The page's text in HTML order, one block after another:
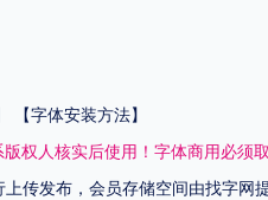
【字体安装方法】
权人核实后使用！字体商用必须
传发布，会员存储空间由找字网